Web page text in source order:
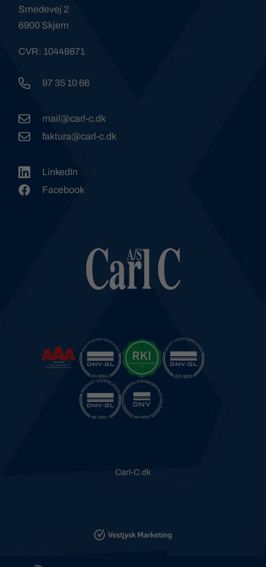
Smedevej 2
6900 Skjern
CVR: 10449871
97 35 10 66
mail@carl-c.dk
faktura@carl-c.dk
LinkedIn
Facebook
Carl-C.dk